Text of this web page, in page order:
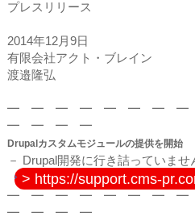
プレスリリース
2014年12月9日
有限会社アクト・ブレイン
渡邉隆弘
━ ━ ━ ━ ━ ━ ━
━ ━ ━ ━
Drupalカスタムモジュールの提供を開始
－ Drupal開発に行き詰っていませ
> https://support.cms-
━ ━ ━ ━ ━ ━ ━
━ ━ ━ ━